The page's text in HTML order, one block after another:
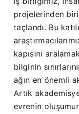
projelerinden
taçlandı. Bu
kapısını
bilginin
ağın en önemli
Artık
evrenin